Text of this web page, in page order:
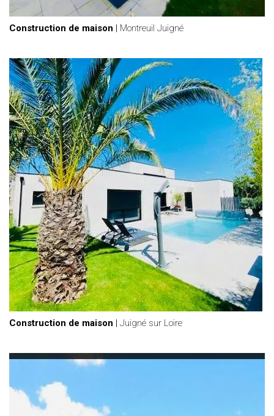
Construction de maison | Montreuil Juigné
Construction de maison | Juigné sur Loire